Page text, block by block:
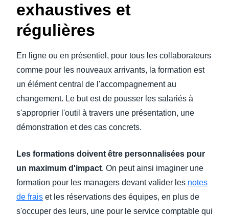
exhaustives et
régulières
En ligne ou en présentiel, pour tous les collaborateurs
comme pour les nouveaux arrivants, la formation est
un élément central de l'accompagnement au
changement. Le but est de pousser les salariés à
s'approprier l'outil à travers une présentation, une
démonstration et des cas concrets.
Les formations doivent être personnalisées pour
un maximum d'impact. On peut ainsi imaginer une
formation pour les managers devant valider les notes
de frais et les réservations des équipes, en plus de
s'occuper des leurs, une pour le service comptable qui